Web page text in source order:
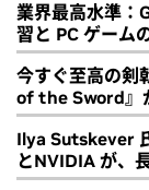
業界最高水準：
習と PC ゲーム
今すぐ至高の剣
of the Sword』
Ilya Sutskever
とNVIDIA が、